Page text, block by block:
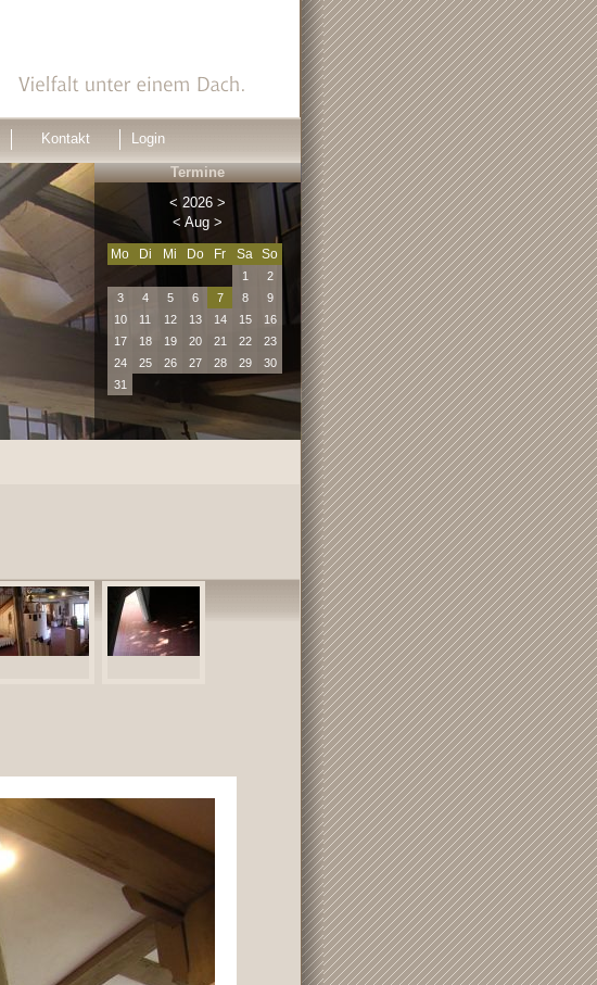
Termine
< 2026 >
< Aug >
Mo Di Mi Do Fr Sa So
1
2
3
4 5 6 7 8
9
10
11 12 13 14 15
16
17
18 19 20 21 22
23
24
25 26 27 28 29
30
31
Kontakt Login